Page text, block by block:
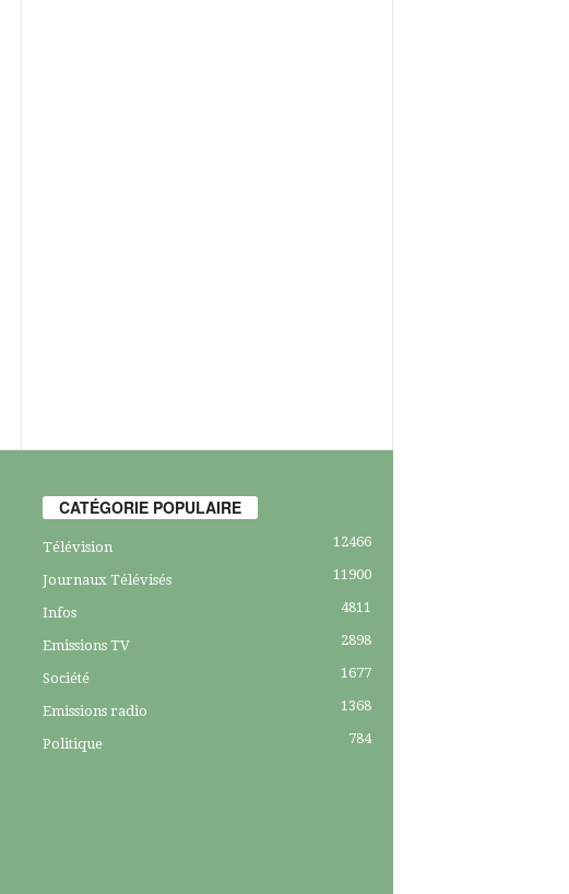
CATÉGORIE POPULAIRE
Télévision 12466
Journaux Télévisés 11900
Infos 4811
Emissions TV 2898
Société 1677
Emissions radio 1368
Politique 784